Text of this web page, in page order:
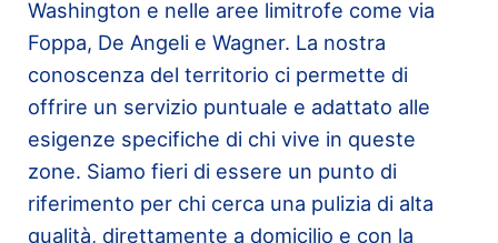
Washington e nelle aree limitrofe come via
Foppa, De Angeli e Wagner. La nostra
conoscenza del territorio ci permette di
offrire un servizio puntuale e adattato alle
esigenze specifiche di chi vive in queste
zone. Siamo fieri di essere un punto di
riferimento per chi cerca una pulizia di alta
qualità, direttamente a domicilio e con la